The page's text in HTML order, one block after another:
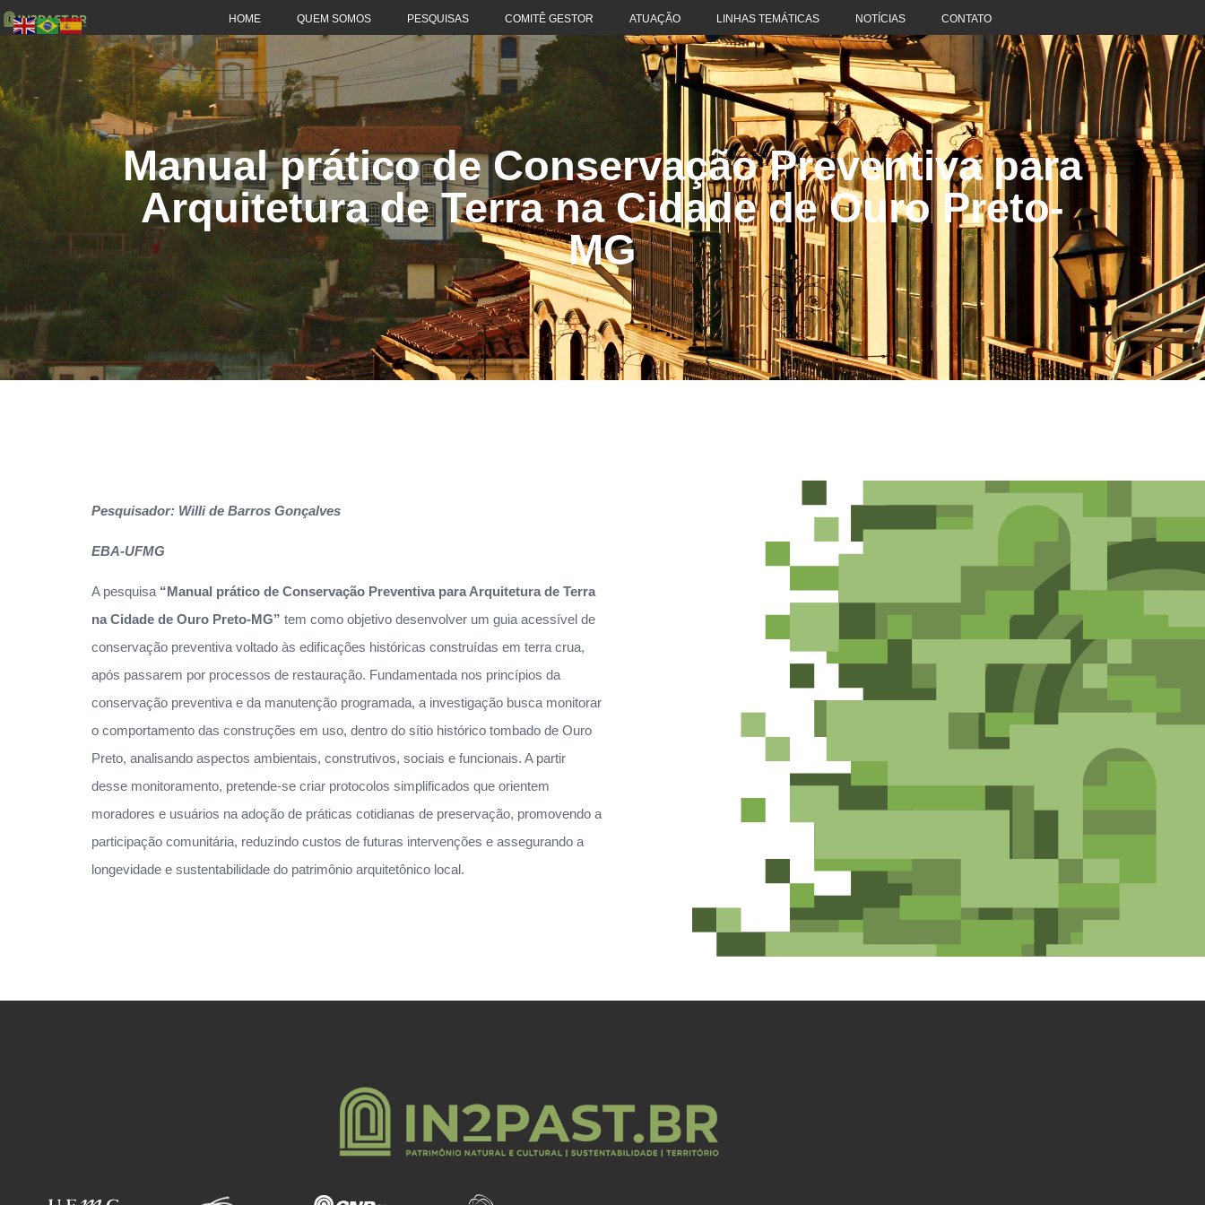
HOME QUEM SOMOS PESQUISAS COMITÊ GESTOR ATUAÇÃO LINHAS TEMÁTICAS NOTÍCIAS CONTATO
Manual prático de Conservação Preventiva para
Arquitetura de Terra na Cidade de Ouro Preto-
MG
Pesquisador: Willi de Barros Gonçalves
EBA-UFMG
A pesquisa “Manual prático de Conservação Preventiva para Arquitetura de Terra
na Cidade de Ouro Preto-MG” tem como objetivo desenvolver um guia acessível de
conservação preventiva voltado às edificações históricas construídas em terra crua,
após passarem por processos de restauração. Fundamentada nos princípios da
conservação preventiva e da manutenção programada, a investigação busca monitorar
o comportamento das construções em uso, dentro do sítio histórico tombado de Ouro
Preto, analisando aspectos ambientais, construtivos, sociais e funcionais. A partir
desse monitoramento, pretende-se criar protocolos simplificados que orientem
moradores e usuários na adoção de práticas cotidianas de preservação, promovendo a
participação comunitária, reduzindo custos de futuras intervenções e assegurando a
longevidade e sustentabilidade do patrimônio arquitetônico local.